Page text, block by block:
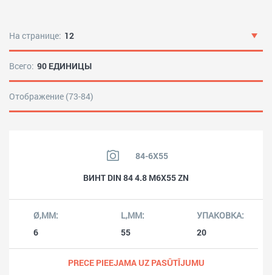
На странице: 12
Всего: 90 ЕДИНИЦЫ
Отображение (73-84)
84-6X55
ВИНТ DIN 84 4.8 M6X55 ZN
6 55 20
PRECE PIEEJAMA UZ PASŪTĪJUMU